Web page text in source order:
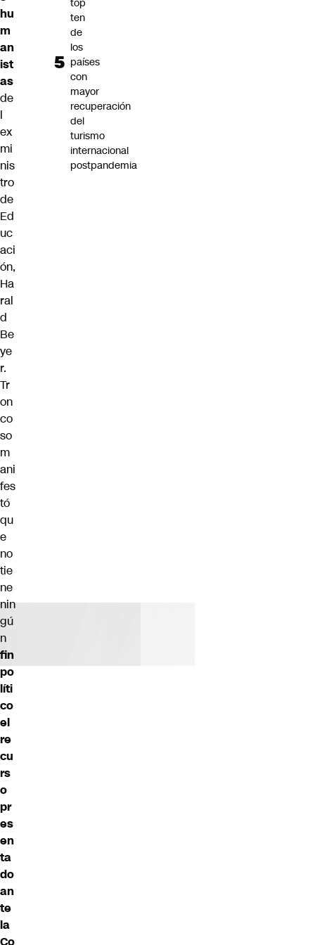
hu
m
an
ist
as
de
l
ex
mi
nis
tro
de
Ed
uc
aci
ón,
Ha
ral
d
Be
ye
r.
Tr
on
co
so
m
ani
fes
tó
qu
e
no
tie
ne
nin
gú
n
fin
po
líti
co
el
re
cu
rs
o
pr
es
en
ta
do
an
te
la
Co
top
ten
de
los
países
con
mayor
recuperación
del
turismo
internacional
postpandemia